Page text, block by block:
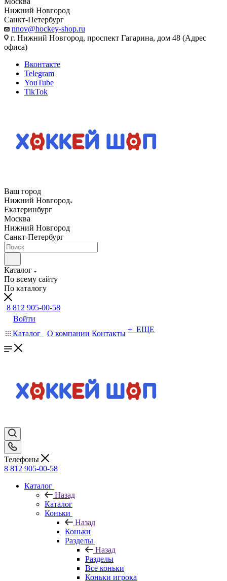
Нижний Новгород
Санкт-Петербург
nnov@hockey-shop.ru
г. Нижний Новгород, проспект Гагарина, дом 48 (Адрес
офиса)
Вконтакте
Telegram
YouTube
TikTok
Ваш город
Нижний Новгород
Екатеринбург
Москва
Нижний Новгород
Санкт-Петербург
Каталог
По всему сайту
По каталогу
8 812 905-00-58
Войти
Каталог
О компании Контакты + ЕЩЕ
Телефоны
8 812 905-00-58
Каталог
Назад
Каталог
Коньки
Назад
Коньки
Разделы
Назад
Разделы
Все коньки
Коньки игрока